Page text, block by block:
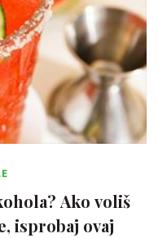
Ako voliš
isprobaj ovaj